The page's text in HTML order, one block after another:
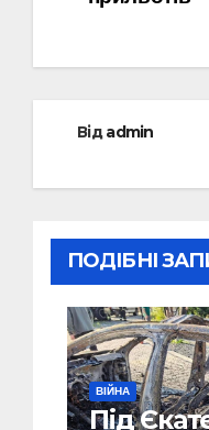
Відadmin
ПОДІБНІ
ВІЙНА
Під